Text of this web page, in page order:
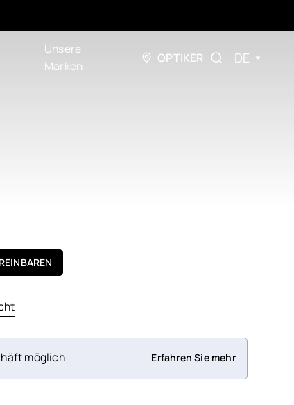
Unsere
Marken
OPTIKER DE
möglich Erfahren Sie mehr